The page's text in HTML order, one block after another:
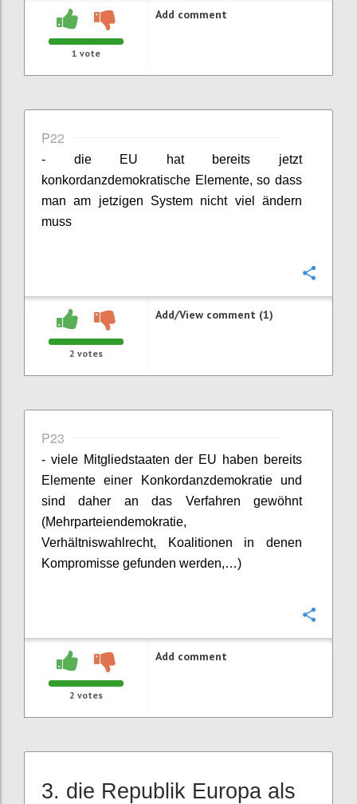
1 vote
Add comment
P22
- die EU hat bereits jetzt
konkordanzdemokratische Elemente, so dass
man am jetzigen System nicht viel ändern
muss
2 votes
Add/View comment (1)
P23
- viele Mitgliedstaaten der EU haben bereits
Elemente einer Konkordanzdemokratie und
sind daher an das Verfahren gewöhnt
(Mehrparteiendemokratie,
Verhältniswahlrecht, Koalitionen in denen
Kompromisse gefunden werden,…)
2 votes
Add comment
3. die Republik Europa als